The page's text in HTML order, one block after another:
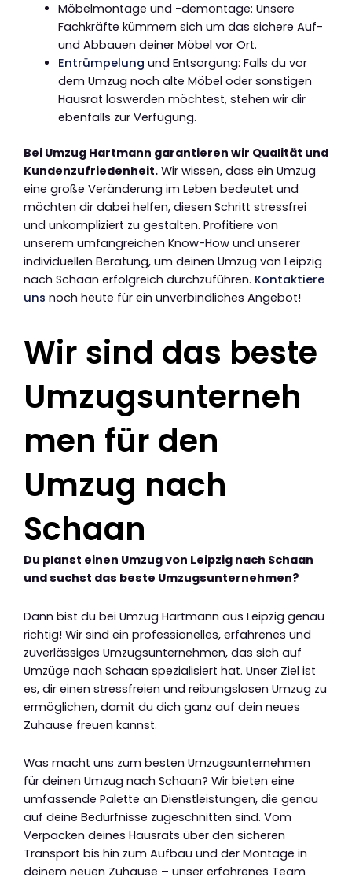
Möbelmontage und -demontage: Unsere
Fachkräfte kümmern sich um das sichere Auf-
und Abbauen deiner Möbel vor Ort.
Entrümpelung und Entsorgung: Falls du vor
dem Umzug noch alte Möbel oder sonstigen
Hausrat loswerden möchtest, stehen wir dir
ebenfalls zur Verfügung.
Bei Umzug Hartmann garantieren wir Qualität und
Kundenzufriedenheit. Wir wissen, dass ein Umzug
eine große Veränderung im Leben bedeutet und
möchten dir dabei helfen, diesen Schritt stressfrei
und unkompliziert zu gestalten. Profitiere von
unserem umfangreichen Know-How und unserer
individuellen Beratung, um deinen Umzug von Leipzig
nach Schaan erfolgreich durchzuführen. Kontaktiere
uns noch heute für ein unverbindliches Angebot!
Wir sind das beste
Umzugsunterneh
men für den
Umzug nach
Schaan
Du planst einen Umzug von Leipzig nach Schaan
und suchst das beste Umzugsunternehmen?
Dann bist du bei Umzug Hartmann aus Leipzig genau
richtig! Wir sind ein professionelles, erfahrenes und
zuverlässiges Umzugsunternehmen, das sich auf
Umzüge nach Schaan spezialisiert hat. Unser Ziel ist
es, dir einen stressfreien und reibungslosen Umzug zu
ermöglichen, damit du dich ganz auf dein neues
Zuhause freuen kannst.
Was macht uns zum besten Umzugsunternehmen
für deinen Umzug nach Schaan? Wir bieten eine
umfassende Palette an Dienstleistungen, die genau
auf deine Bedürfnisse zugeschnitten sind. Vom
Verpacken deines Hausrats über den sicheren
Transport bis hin zum Aufbau und der Montage in
deinem neuen Zuhause – unser erfahrenes Team